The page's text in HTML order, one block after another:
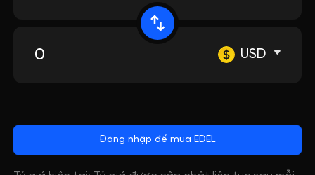
USD
Đăng nhập để mua EDEL